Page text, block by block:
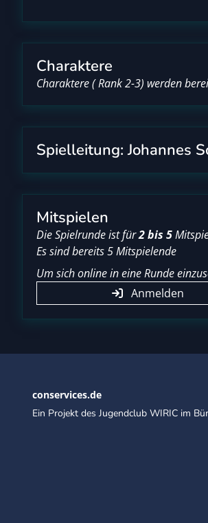
Charaktere
Charaktere ( Rank 2-3) werden
Spielleitung: Johannes
Mitspielen
Die Spielrunde ist für2 bis 5
Es sind bereits 5 Mitspielende
Um sich online in eine Runde
Anmelden
conservices.de
Ein Projekt des Jugendclub WIRIC im